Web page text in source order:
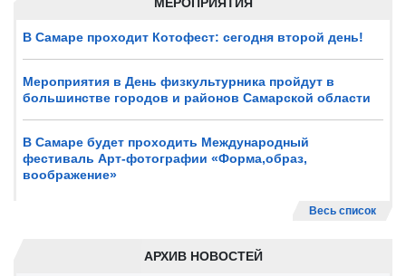
В Самаре проходит Котофест: сегодня второй день!
Мероприятия в День физкультурника пройдут в
большинстве городов и районов Самарской области
В Самаре будет проходить Международный
фестиваль Арт-фотографии «Форма,образ,
воображение»
Весь список
АРХИВ НОВОСТЕЙ